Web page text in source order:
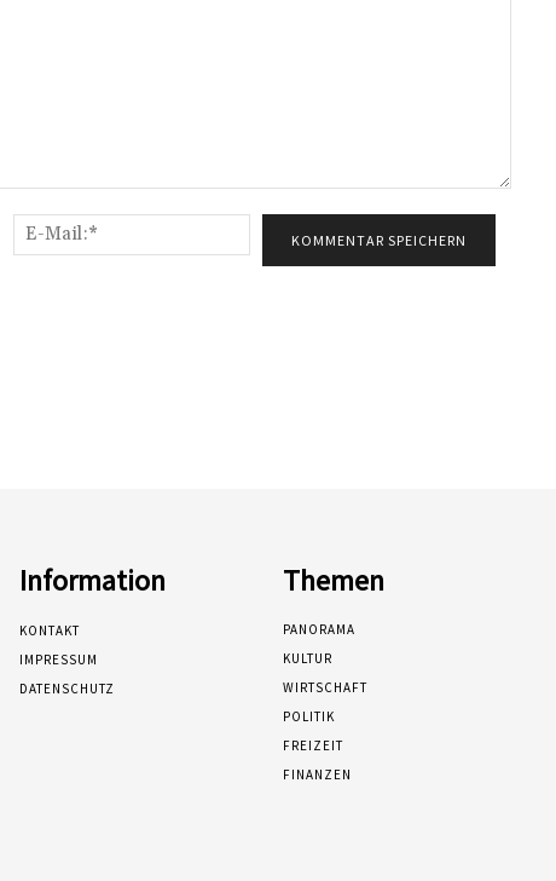
Mail:*
Information
KONTAKT
IMPRESSUM
DATENSCHUTZ
Themen
PANORAMA
KULTUR
WIRTSCHAFT
POLITIK
FREIZEIT
FINANZEN